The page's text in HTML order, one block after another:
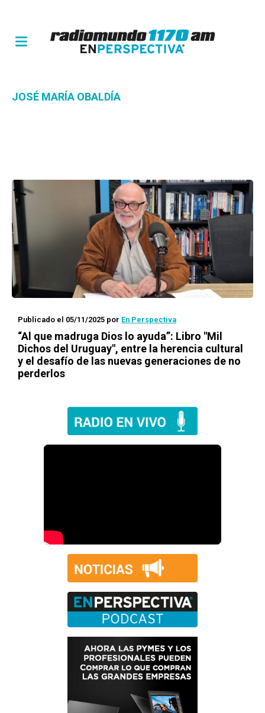
JOSÉ MARÍA OBALDÍA
Publicado el 05/11/2025 por En Perspectiva
“Al que madruga Dios lo ayuda”: Libro "Mil
Dichos del Uruguay", entre la herencia cultural
y el desafío de las nuevas generaciones de no
perderlos